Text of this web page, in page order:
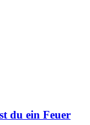
du ein Feuer